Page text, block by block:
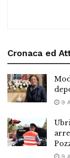
Cronaca ed
9
9